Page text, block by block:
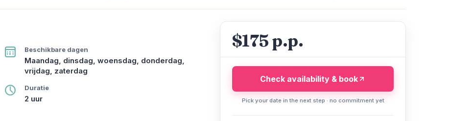
Beschikbare dagen
Maandag, dinsdag, woensdag, donderdag,
vrijdag, zaterdag
Duratie
2 uur
$175 p.p.
Check availability & book
Pick your date in the next step · no commitment yet